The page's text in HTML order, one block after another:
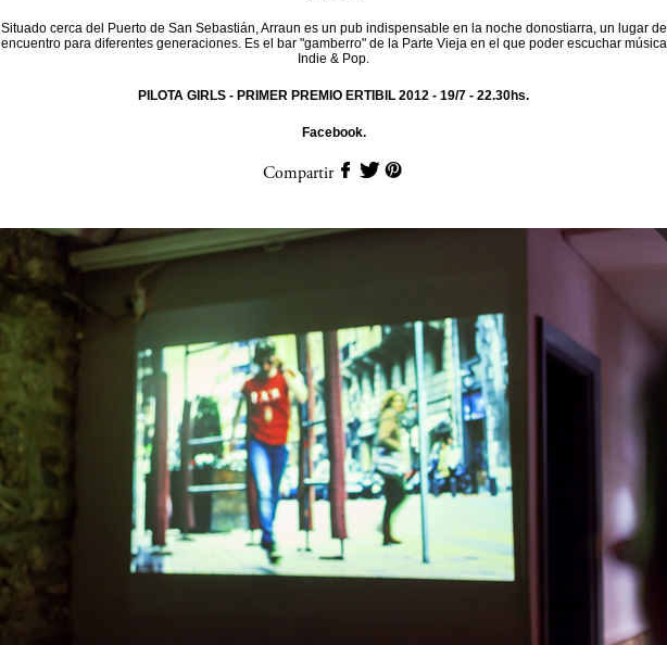
Situado cerca del Puerto de San Sebastián, Arraun es un pub indispensable en la noche donostiarra, un lugar de
encuentro para diferentes generaciones. Es el bar "gamberro" de la Parte Vieja en el que poder escuchar música
Indie & Pop.
PILOTA GIRLS - PRIMER PREMIO ERTIBIL 2012 - 19/7 - 22.30hs.
Facebook.
Compartir